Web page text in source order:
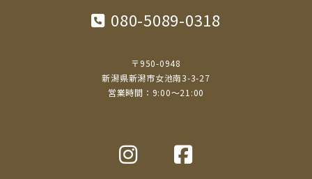
080-5089-0318
〒950-0948
新潟県新潟市女池南3-3-27
営業時間：9:00〜21:00